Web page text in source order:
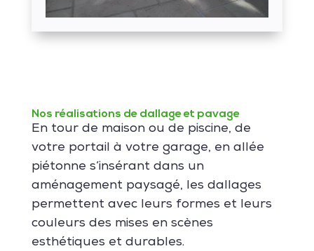
Nos réalisations de dallage et pavage
En tour de maison ou de piscine, de
votre portail à votre garage, en allée
piétonne s’insérant dans un
aménagement paysagé, les dallages
permettent avec leurs formes et leurs
couleurs des mises en scènes
esthétiques et durables.